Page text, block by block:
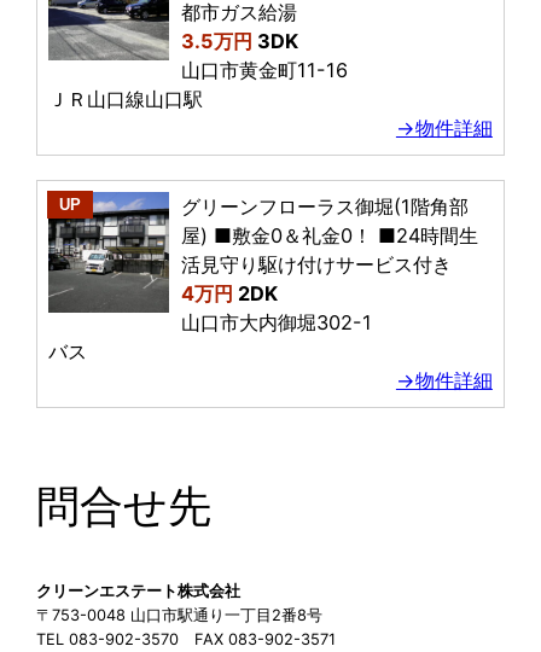
都市ガス給湯
3.5万円 3DK
山口市黄金町11-16
ＪＲ山口線山口駅
→物件詳細
UP
グリーンフローラス御堀(1階角部
屋) ■敷金0＆礼金0！ ■24時間生
活見守り駆け付けサービス付き
4万円 2DK
山口市大内御堀302-1
バス
→物件詳細
問合せ先
クリーンエステート株式会社
〒753-0048 山口市駅通り一丁目2番8号
TEL 083-902-3570 FAX 083-902-3571